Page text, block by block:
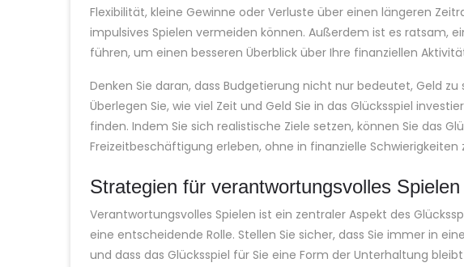
Flexibilität, kleine Gewinne oder Verluste über einen längeren
impulsives Spielen vermeiden können. Außerdem ist es ratsam,
führen, um einen besseren Überblick über Ihre finanziellen
Denken Sie daran, dass Budgetierung nicht nur bedeutet, Geld
Überlegen Sie, wie viel Zeit und Geld Sie in das Glücksspiel
finden. Indem Sie sich realistische Ziele setzen, können Sie das
Freizeitbeschäftigung erleben, ohne in finanzielle Schwierigkeiten
Strategien für verantwortungsvolles Spielen
Verantwortungsvolles Spielen ist ein zentraler Aspekt des
eine entscheidende Rolle. Stellen Sie sicher, dass Sie immer in
und dass das Glücksspiel für Sie eine Form der Unterhaltung